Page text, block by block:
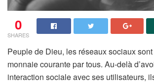
0
SHARES
Peuple de Dieu, les réseaux sociaux
monnaie courante par tous. Au-delà
interaction sociale avec ses utilisateurs,